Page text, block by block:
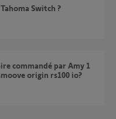
Switch ?
origin rs100 io?